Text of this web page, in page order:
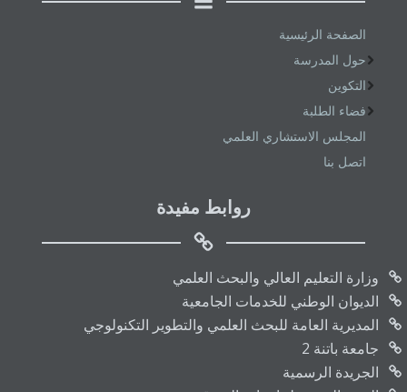
الصفحة الرئيسية
حول المدرسة
التكوين
فضاء الطلبة
المجلس الاستشاري العلمي
اتصل بنا
روابط مفيدة
وزارة التعليم العالي والبحث العلمي
الديوان الوطني للخدمات الجامعية
المديرية العامة للبحث العلمي والتطوير التكنولوجي
جامعة باتنة 2
الجريدة الرسمية